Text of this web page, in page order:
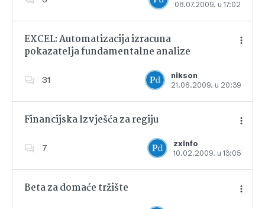
08.07.2009. u 17:02
EXCEL: Automatizacija izracuna
pokazatelja fundamentalne analize
31
nikson
21.06.2009. u 20:39
Dodajte u favorite
Financijska Izvješća za regiju
7
zxinfo
10.02.2009. u 13:05
Dodajte u favorite
Beta za domaće tržište